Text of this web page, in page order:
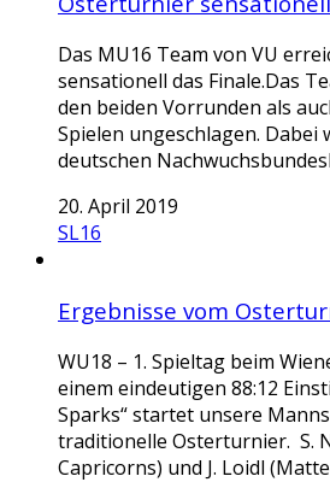
Das MU16 Team von VU
sensationell das Finale.Das
den beiden Vorrunden als
Spielen ungeschlagen. Dabei
deutschen
20. April 2019
SL16
Ergebnisse vom
WU18 – 1. Spieltag beim
einem eindeutigen 88:12
Sparks“ startet unsere
traditionelle Osterturnier. S.
Capricorns) und J. Loidl